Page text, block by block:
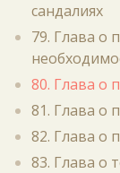
сандалиях
79. Глава о
80. Глава о
81. Глава о
82. Глава о
83. Глава о